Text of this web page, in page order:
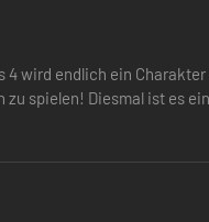
4 wird endlich ein
spielen! Diesmal ist es